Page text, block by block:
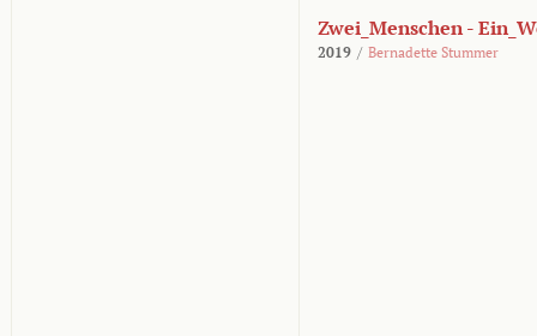
Zwei_Menschen -
2019 / Bernadette Stummer